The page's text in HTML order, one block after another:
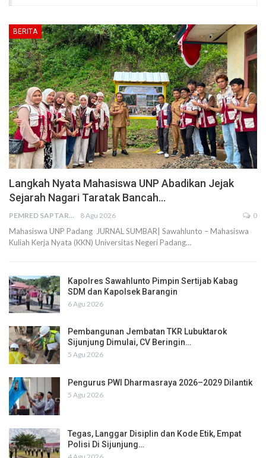
BERITA
Langkah Nyata Mahasiswa UNP Abadikan Jejak
Sejarah Nagari Taratak Bancah…
PEMRED SAPTARIUS 8 Agu 2026 0
Mahasiswa UNP Padang JURNAL SUMBAR| Sawahlunto – Mahasiswa
Kuliah Kerja Nyata (KKN) Universitas Negeri Padang…
Kapolres Sawahlunto Pimpin Sertijab Kabag
SDM dan Kapolsek Barangin
6 Agu 2026
Pembangunan Jembatan TKR Lubuktarok
Sijunjung Dimulai, CV Beringin…
5 Agu 2026
Pengurus PWI Dharmasraya 2026–2029 Dilantik
5 Agu 2026
Tegas, Langgar Disiplin dan Kode Etik, Empat
Polisi Di Sijunjung…